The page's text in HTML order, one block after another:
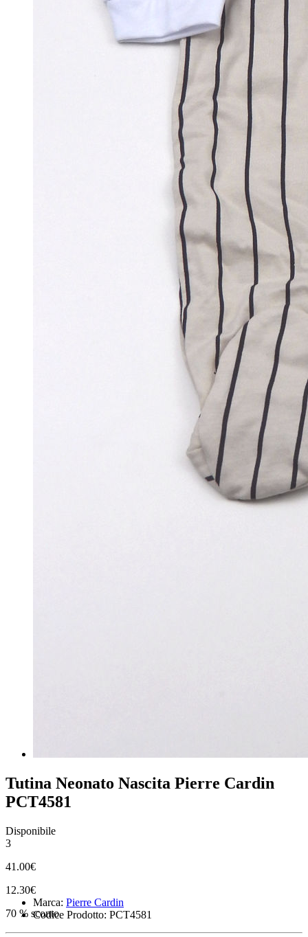
Tutina Neonato Nascita Pierre Cardin
PCT4581
Disponibile
3
41.00€
12.30€
70 % sconto
Marca: Pierre Cardin
Codice Prodotto: PCT4581